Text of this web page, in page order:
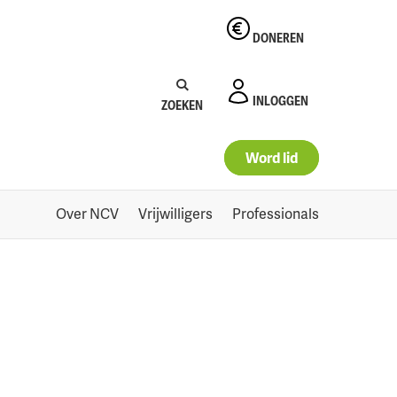
Zoeken:Zoeken
ZOEKEN
DONEREN
INLOGGEN
Word lid
Over NCV Vrijwilligers Professionals